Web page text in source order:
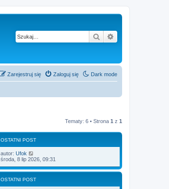
Szukaj
Dark mode
Zaloguj się
Zarejestruj się
Tematy: 6 • Strona 1 z 1
OSTATNI POST
autor: Ufok
środa, 8 lip 2026, 09:31
OSTATNI POST